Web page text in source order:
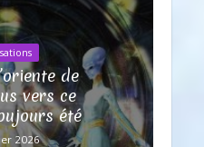
de
vers ce
été
2026